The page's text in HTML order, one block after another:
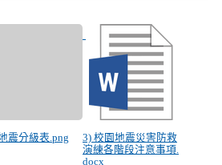
震分級表.png
3) 校園地震災害防救
演練各階段注意事項.
docx